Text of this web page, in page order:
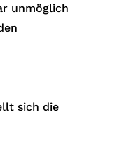
unmöglich
sich die